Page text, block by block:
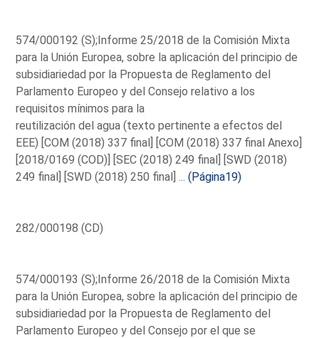
574/000192 (S);Informe 25/2018 de la Comisión Mixta
para la Unión Europea, sobre la aplicación del principio de
subsidiariedad por la Propuesta de Reglamento del
Parlamento Europeo y del Consejo relativo a los
requisitos mínimos para la
reutilización del agua (texto pertinente a efectos del
EEE) [COM (2018) 337 final] [COM (2018) 337 final Anexo]
[2018/0169 (COD)] [SEC (2018) 249 final] [SWD (2018)
249 final] [SWD (2018) 250 final] ...(Página19)
282/000198 (CD)
574/000193 (S);Informe 26/2018 de la Comisión Mixta
para la Unión Europea, sobre la aplicación del principio de
subsidiariedad por la Propuesta de Reglamento del
Parlamento Europeo y del Consejo por el que se